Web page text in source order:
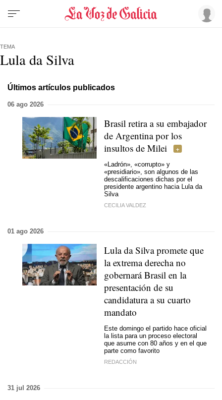
TEMA
Lula da Silva
Últimos artículos publicados
06 ago 2026
Brasil retira a su embajador
de Argentina por los
insultos de Milei
«Ladrón», «corrupto» y
«presidiario», son algunos de las
descalificaciones dichas por el
presidente argentino hacia Lula da
Silva
CECILIA VALDEZ
01 ago 2026
Lula da Silva promete que
la extrema derecha no
gobernará Brasil en la
presentación de su
candidatura a su cuarto
mandato
Este domingo el partido hace oficial
la lista para un proceso electoral
que asume con 80 años y en el que
parte como favorito
REDACCIÓN
31 jul 2026